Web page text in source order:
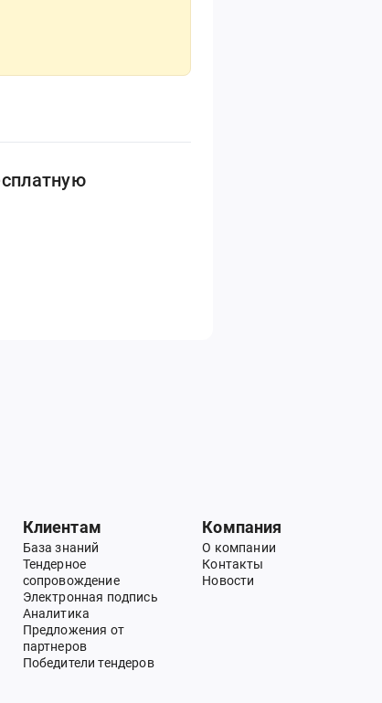
Клиентам
База знаний
Тендерное
сопровождение
Электронная подпись
Аналитика
Предложения от
партнеров
Победители тендеров
Компания
О компании
Контакты
Новости